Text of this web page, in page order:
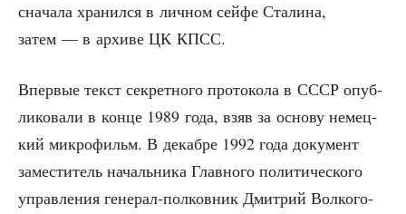
сна­ча­ла хра­нил­ся в лич­ном сей­фе Ста­ли­на,
затем — в архи­ве ЦК КПСС.
Впер­вые текст сек­рет­но­го про­то­ко­ла в СССР опуб­
ли­ко­ва­ли в кон­це 1989 года, взяв за осно­ву немец­
кий мик­ро­фильм. В декаб­ре 1992 года доку­мент
заме­сти­тель началь­ни­ка Глав­но­го поли­ти­че­ско­го
управ­ле­ния гене­рал-пол­ков­ник Дмит­рий Вол­ко­го­